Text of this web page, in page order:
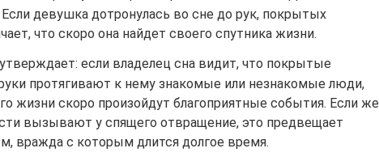
девушка дотронулась во сне до рук, покрытых
что скоро она найдет своего спутника жизни.
если владелец сна видит, что покрытые
протягивают к нему знакомые или незнакомые люди,
жизни скоро произойдут благоприятные события. Если же
вызывают у спящего отвращение, это предвещает
вражда с которым длится долгое время.